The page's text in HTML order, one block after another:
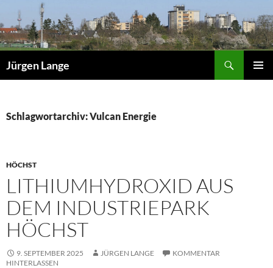
Inhalt
springen
Jürgen Lange
Schlagwortarchiv: Vulcan Energie
HÖCHST
LITHIUMHYDROXID AUS
DEM INDUSTRIEPARK
HÖCHST
9. SEPTEMBER 2025 JÜRGEN LANGE
KOMMENTAR
HINTERLASSEN